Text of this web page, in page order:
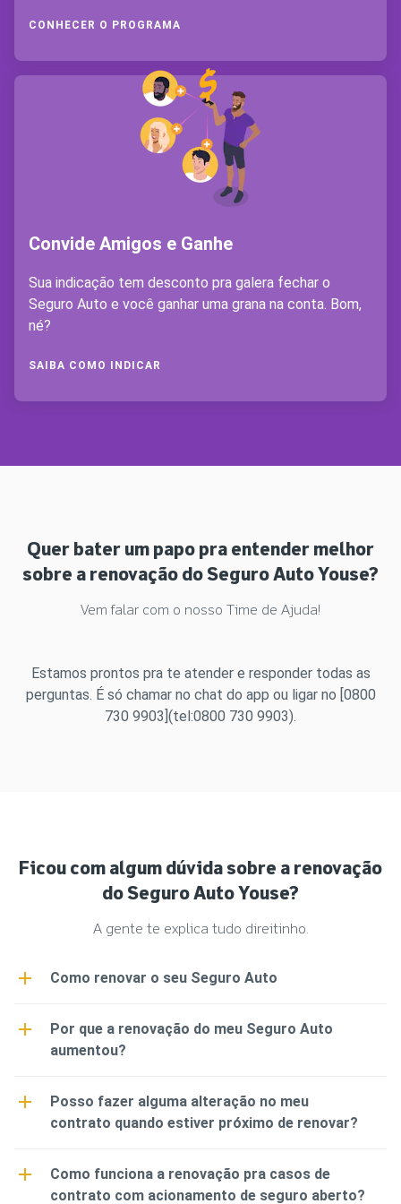
CONHECER O PROGRAMA
Convide Amigos e Ganhe
Sua indicação tem desconto pra galera fechar o
Seguro Auto e você ganhar uma grana na conta. Bom,
né?
SAIBA COMO INDICAR
Quer bater um papo pra entender melhor
sobre a renovação do Seguro Auto Youse?
Vem falar com o nosso Time de Ajuda!
Estamos prontos pra te atender e responder todas as
perguntas. É só chamar no chat do app ou ligar no [0800
730 9903](tel:0800 730 9903).
Ficou com algum dúvida sobre a renovação
do Seguro Auto Youse?
A gente te explica tudo direitinho.
Como renovar o seu Seguro Auto
Na Youse a primeira renovação é automática e a
gente te avisa por e-mail que você se cadastrou.
Fica de olho pra não deixar passar nada, viu?
• 30 dias antes do fim do contrato a gente te
está perto de terminar e que vamos analisar se
será possível renovar o contrato
Por que a renovação do meu Seguro Auto
aumentou?
Na etapa de renovação, a gente vai dar uma
olhadinha nos seus dados novamente pra analisar
alguns motivos que podem alterar o preço do
seu seguro:
Posso fazer alguma alteração no meu
contrato quando estiver próximo de renovar?
Sim, você pode fazer alterações no seu
contrato no período da renovação. Mas fica
Como funciona a renovação pra casos de
contrato com acionamento de seguro aberto?